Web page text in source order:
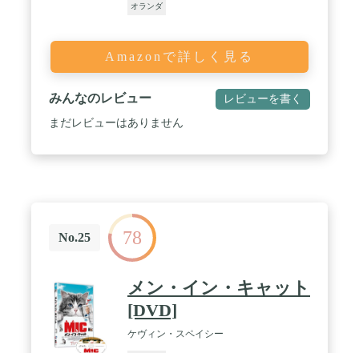
オランダ
Amazonで詳しく見る
みんなのレビュー レビューを書く
まだレビューはありません
No.25 78
メン・イン・キャット
[DVD]
ケヴィン・スペイシー